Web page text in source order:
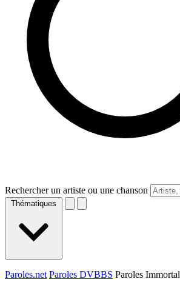
Rechercher un artiste ou une chanson
Thématiques
Paroles.net Paroles DVBBS Paroles Immortal